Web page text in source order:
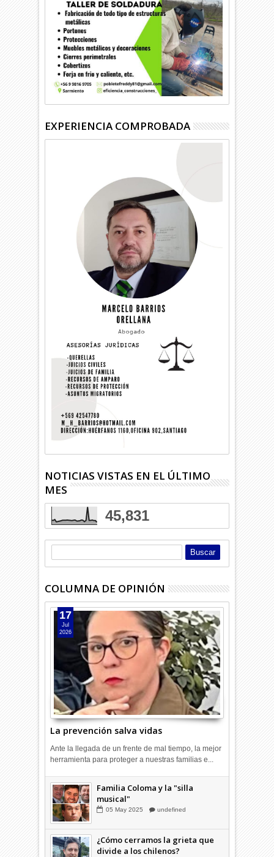
EXPERIENCIA COMPROBADA
NOTICIAS VISTAS EN EL ÚLTIMO
MES
45,831
COLUMNA DE OPINIÓN
La prevención salva vidas
17
Jul
2026
Ante la llegada de un frente de mal tiempo, la mejor
herramienta para proteger a nuestras familias e...
Combustibles en alza: cada uno
a su rincón
03 Abr 2026 undefined
Familia Coloma y la "silla
musical"
05 May 2025 undefined
¿Cómo cerramos la grieta que
divide a los chilenos?